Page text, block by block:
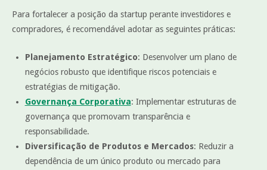
Para fortalecer a posição da startup perante investidores e
compradores, é recomendável adotar as seguintes práticas:
Planejamento Estratégico: Desenvolver um plano de
negócios robusto que identifique riscos potenciais e
estratégias de mitigação.
Governança Corporativa: Implementar estruturas de
governança que promovam transparência e
responsabilidade.
Diversificação de Produtos e Mercados: Reduzir a
dependência de um único produto ou mercado para